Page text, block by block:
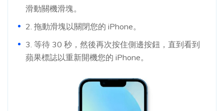
滑動關機滑塊。
2. 拖動滑塊以關閉您的 iPhone。
3. 等待 30 秒，然後再次按住側邊按鈕，直到看到
蘋果標誌以重新開機您的 iPhone。